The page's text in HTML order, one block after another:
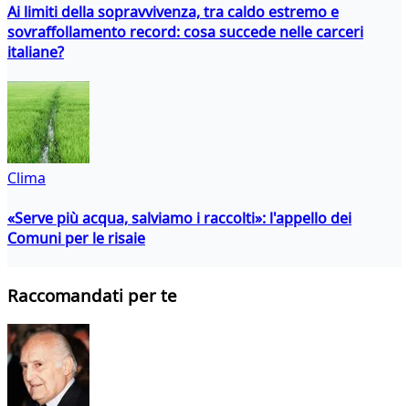
Ai limiti della sopravvivenza, tra caldo estremo e
sovraffollamento record: cosa succede nelle carceri
italiane?
Clima
«Serve più acqua, salviamo i raccolti»: l'appello dei
Comuni per le risaie
Raccomandati per te